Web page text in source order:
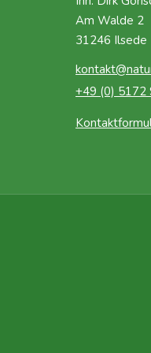
Am Walde 2
31246 Ilsede
+49 (0) 5172